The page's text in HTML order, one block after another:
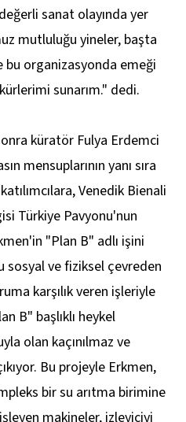
sanat olayında yer
mutluluğu yineler, başta
bu organizasyonda emeği
sunarım." dedi.
küratör Fulya Erdemci
mensuplarının yanı sıra
Venedik Bienali
Türkiye Pavyonu'nun
"Plan B" adlı işini
sosyal ve fiziksel çevreden
karşılık veren işleriyle
B" başlıklı heykel
olan kaçınılmaz ve
Bu projeyle Erkmen,
bir su arıtma birimine
makineler, izleyiciyi